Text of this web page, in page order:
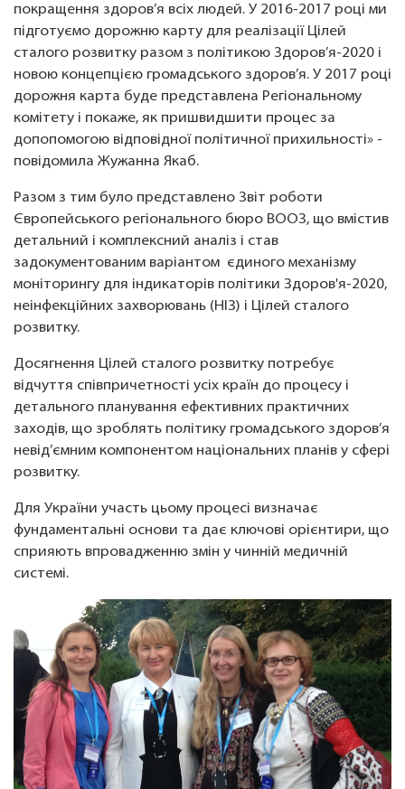
покращення здоров’я всіх людей. У 2016-2017 році ми
підготуємо дорожню карту для реалізації Цілей
сталого розвитку разом з політикою Здоров’я-2020 і
новою концепцією громадського здоров’я. У 2017 році
дорожня карта буде представлена Регіональному
комітету і покаже, як пришвидшити процес за
допопомогою відповідної політичної прихильності» -
повідомила Жужанна Якаб.
Разом з тим було представлено Звіт роботи
Європейського регіонального бюро ВООЗ, що вмістив
детальний і комплексний аналіз і став
задокументованим варіантом єдиного механізму
моніторингу для індикаторів політики Здоров'я-2020,
неінфекційних захворювань (НІЗ) і Цілей сталого
розвитку.
Досягнення Цілей сталого розвитку потребує
відчуття співпричетності усіх країн до процесу і
детального планування ефективних практичних
заходів, що зроблять політику громадського здоров’я
невід’ємним компонентом національних планів у сфері
розвитку.
Для України участь цьому процесі визначає
фундаментальні основи та дає ключові орієнтири, що
сприяють впровадженню змін у чинній медичній
системі.